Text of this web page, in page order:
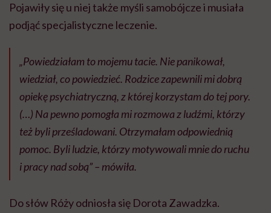
Pojawiły się u niej także myśli samobójcze i musiała
podjąć specjalistyczne leczenie.
„Powiedziałam to mojemu tacie. Nie panikował,
wiedział, co powiedzieć. Rodzice zapewnili mi dobrą
opiekę psychiatryczną, z której korzystam do tej pory.
(…) Na pewno pomogła mi rozmowa z ludźmi, którzy
też byli prześladowani. Otrzymałam odpowiednią
pomoc. Byli ludzie, którzy motywowali mnie do ruchu
i pracy nad sobą” – mówiła.
Do słów Róży odniosła się Dorota Zawadzka.